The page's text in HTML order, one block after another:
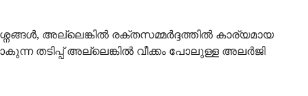
അല്ലെങ്കിൽ രക്തസമ്മർദ്ദത്തിൽ കാര്യമായ
തടിപ്പ് അല്ലെങ്കിൽ വീക്കം പോലുള്ള അലർജി